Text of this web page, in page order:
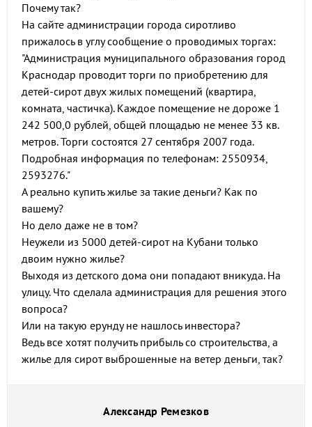
Почему так?
На сайте администрации города сиротливо
прижалось в углу сообщение о проводимых торгах:
"Администрация муниципального образования город
Краснодар проводит торги по приобретению для
детей-сирот двух жилых помещений (квартира,
комната, частичка). Каждое помещение не дороже 1
242 500,0 рублей, общей площадью не менее 33 кв.
метров. Торги состоятся 27 сентября 2007 года.
Подробная информация по телефонам: 2550934,
2593276."
А реально купить жилье за такие деньги? Как по
вашему?
Но дело даже не в том?
Неужели из 5000 детей-сирот на Кубани только
двоим нужно жилье?
Выходя из детского дома они попадают вникуда. На
улицу. Что сделала администрация для решения этого
вопроса?
Или на такую ерунду не нашлось инвестора?
Ведь все хотят получить прибыль со строительства, а
жилье для сирот выброшенные на ветер деньги, так?
Александр Ремезков